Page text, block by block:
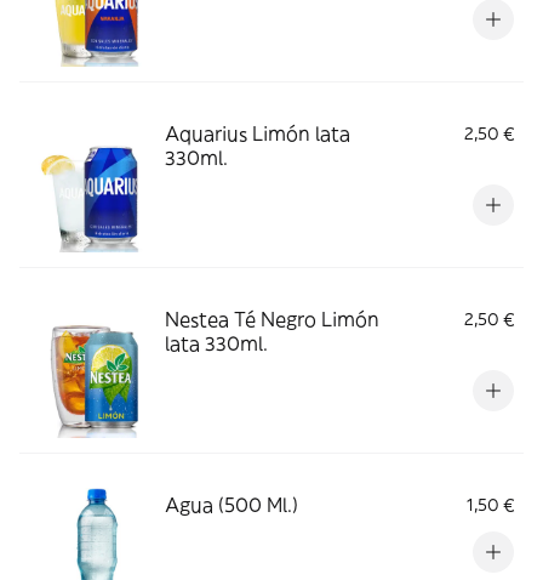
Aquarius Limón lata
330ml.
2,50 €
Nestea Té Negro Limón
lata 330ml.
2,50 €
Agua (500 Ml.) 1,50 €